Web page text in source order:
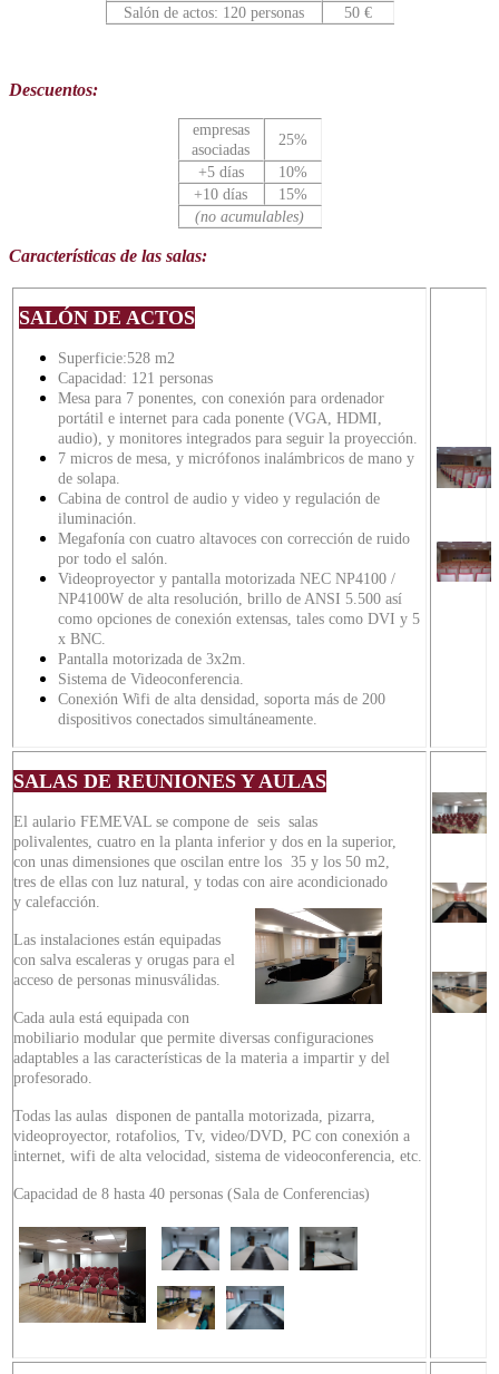
Salón de actos: 120 personas
50 €
Descuentos:
empresas
asociadas
25%
+5 días
10%
+10 días
15%
(no acumulables)
Características de las salas:
SALÓN DE ACTOS
Superficie:528 m2
Capacidad: 121 personas
Mesa para 7 ponentes, con conexión para ordenador
portátil e internet para cada ponente (VGA, HDMI,
audio) , y monitores integrados para seguir la proyección.
7 micros de mesa, y micrófonos inalámbricos de mano y
de solapa.
Cabina de control de audio y video y regulación de
iluminación.
Megafonía con cuatro altavoces con corrección de ruido
por todo el salón.
Videoproyector y pantalla motorizada NEC NP4100 /
NP4100W de alta resolución, brillo de ANSI 5.500 así
como opciones de conexión extensas, tales como DVI y 5
x BNC.
Pantalla motorizada de 3x2m.
Sistema de Videoconferencia.
Conexión Wifi de alta densidad, soporta más de 200
dispositivos conectados simultáneamente.
SALAS DE REUNIONES Y AULAS
El aulario FEMEVAL se compone de seis salas
polivalentes, cuatro en la planta inferior y dos en la superior,
con unas dimensiones que oscilan entre los 35 y los 50 m2,
tres de ellas con luz natural
, y todas con aire acondicionado
y calefacción.
Las instalaciones están equipadas
con salva escaleras y orugas para el
acceso de personas minusválidas.
Cada aula está equipada con
mobiliario modular que permite diversas configuraciones
adaptables a las características de la materia a impartir y del
profesorado.
Todas las aulas disponen de pantalla motorizada, pizarra,
videoproyector, rotafolios, Tv, video/DVD, PC con conexión a
internet, wifi de alta velocidad, sistema de videoconferencia, etc.
Capacidad de 8 hasta 40 personas (Sala de Conferencias)